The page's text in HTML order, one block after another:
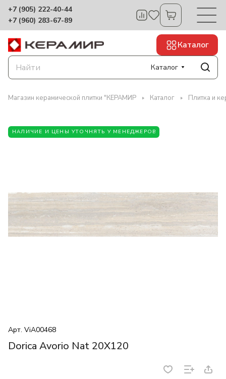
+7 (905) 222-40-44
+7 (960) 283-67-89
Каталог
Каталог
Магазин керамической плитки "КЕРАМИР Каталог Плитка и
НАЛИЧИЕ И ЦЕНЫ УТОЧНЯТЬ У МЕНЕДЖЕРОВ
Арт. ViA00468
Dorica Avorio Nat 20X120